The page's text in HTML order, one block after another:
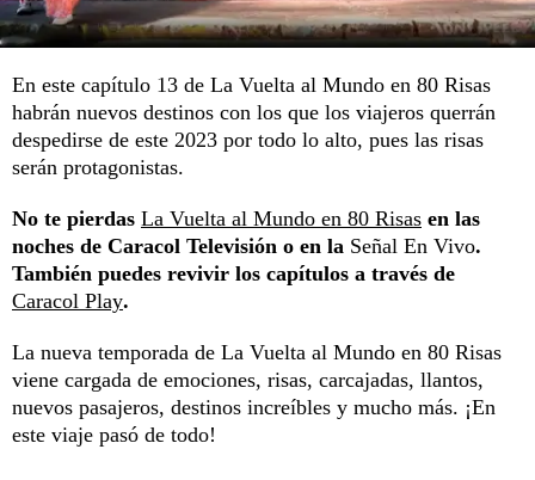
En este capítulo 13 de La Vuelta al Mundo en 80 Risas
habrán nuevos destinos con los que los viajeros querrán
despedirse de este 2023 por todo lo alto, pues las risas
serán protagonistas.
No te pierdas La Vuelta al Mundo en 80 Risas en las
noches de Caracol Televisión o en la Señal En Vivo.
También puedes revivir los capítulos a través de
Caracol Play.
La nueva temporada de La Vuelta al Mundo en 80 Risas
viene cargada de emociones, risas, carcajadas, llantos,
nuevos pasajeros, destinos increíbles y mucho más. ¡En
este viaje pasó de todo!